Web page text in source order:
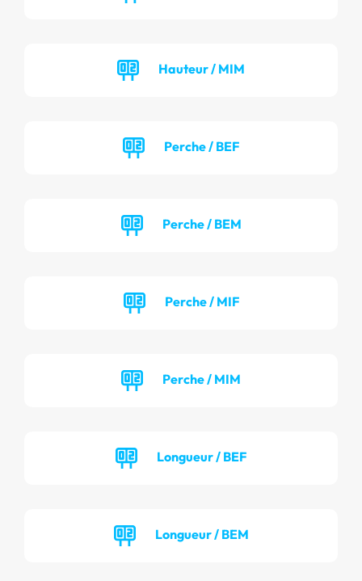
Hauteur / MIM
Perche / BEF
Perche / BEM
Perche / MIF
Perche / MIM
Longueur / BEF
Longueur / BEM